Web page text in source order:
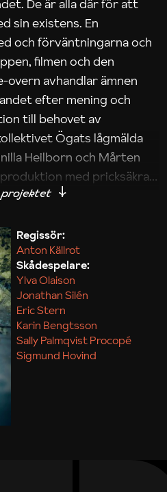
De är alla där för att
sin existens. En
och förväntningarna och
filmen och den
overn avhandlar ämnen
efter mening och
till behovet av
Ögats lågmälda
Heilborn och Mårten
med pricksäkra
det kan vara att omsätta
Regissör:
Anton Källrot
Skådespelare:
Ylva Olaison
Jonathan Silén
Eric Stern
Karin Bengtsson
Sally Palmqvist Procopé
Sigmund Hovind